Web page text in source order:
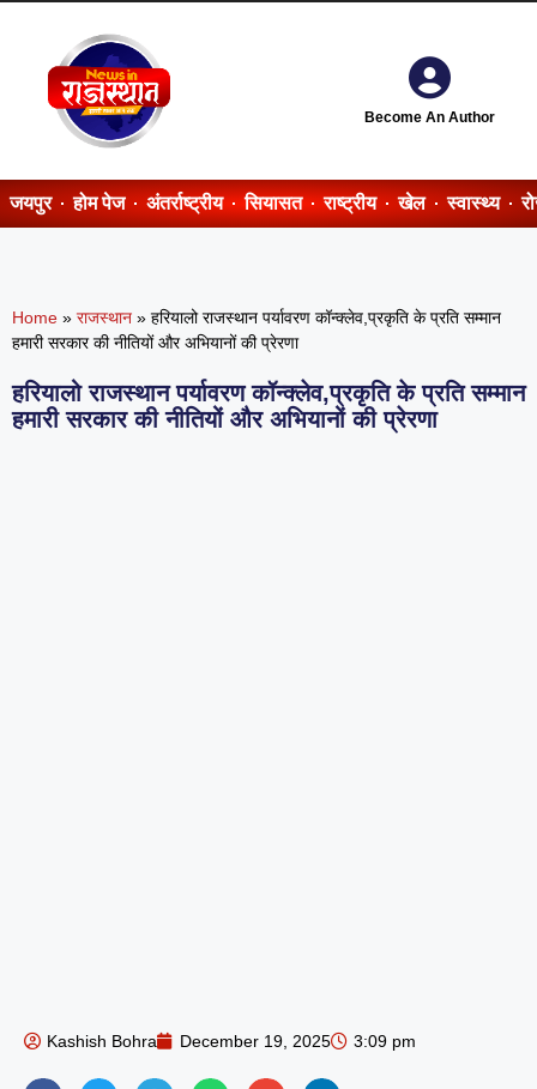
Become An Author
जयपुर होम पेज अंतर्राष्ट्रीय सियासत राष्ट्रीय खेल स्वास्थ्य
Home » राजस्थान » हरियालो राजस्थान पर्यावरण कॉन्क्लेव,प्रकृति के प्रति सम्मान
हमारी सरकार की नीतियों और अभियानों की प्रेरणा
हरियालो राजस्थान पर्यावरण कॉन्क्लेव,प्रकृति के प्रति सम्मान
हमारी सरकार की नीतियों और अभियानों की प्रेरणा
Kashish Bohra December 19, 2025 3:09 pm